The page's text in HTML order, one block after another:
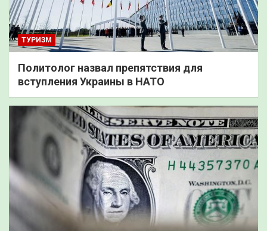
ТУРИЗМ
Политолог назвал препятствия для
вступления Украины в НАТО